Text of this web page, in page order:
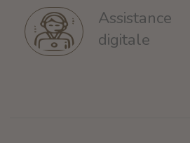
Assistance
digitale